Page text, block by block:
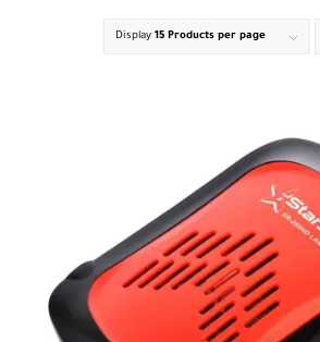
Display15 Products per page